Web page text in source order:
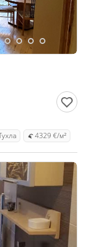
4329 €/м²